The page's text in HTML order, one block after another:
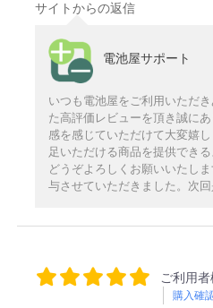
サイトからの返信
電池屋サポート
いつも電池屋をご利用いただ
た高評価レビューを頂き誠に
感を感じていただけて大変嬉
足いただける商品を提供でき
どうぞよろしくお願いいたし
与させていただきました。次回
ご利用者
購入確